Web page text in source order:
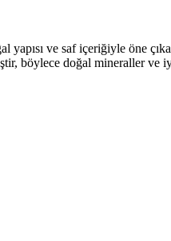
ve saf içeriğiyle öne
böylece doğal mineraller ve